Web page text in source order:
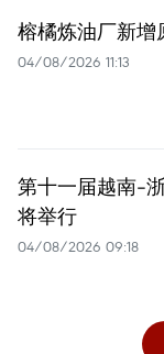
榕橘炼油厂新增
04/08/2026 11:13
第十一届越南-
将举行
04/08/2026 09:18